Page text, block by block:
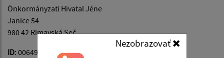
Nezobrazovať
Önkormányzati Hivatal Jéne
Janice 54
980 42 Rimavská Seč
ID: 00649864